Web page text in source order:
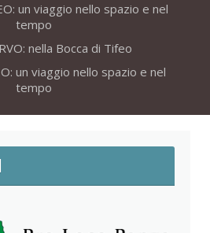
un viaggio nello spazio e nel
tempo
nella Bocca di Tifeo
un viaggio nello spazio e nel
tempo